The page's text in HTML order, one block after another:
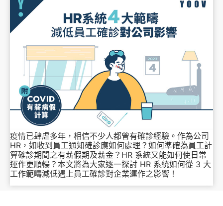
疫情已肆虐多年，相信不少人都曾有確診經驗。作為公司
HR，如收到員工通知確診應如何處理？如何準確為員工計
算確診期間之有薪假期及薪金？HR 系統又能如何使日常
運作更順暢？本文將為大家逐一探討 HR 系統如何從 3 大
工作範疇減低遇上員工確診對企業運作之影響！